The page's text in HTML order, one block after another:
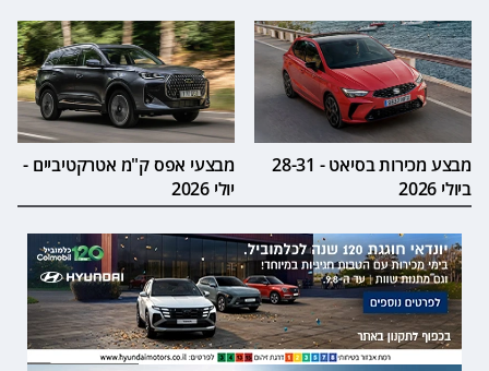
מבצע מכירות בסיאט - 28-31
ביולי 2026
מבצעי אפס ק"מ אטרקטיביים -
יולי 2026